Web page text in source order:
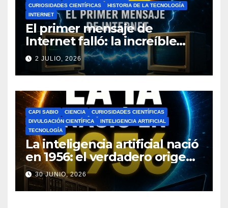
CURIOSIDADES CIENTÍFICAS
HISTORIA DE LA TECNOLOGÍA
INTERNET
El primer mensaje de
Internet falló: la increíble
historia de ARPANET que
cambió el mundo
2 JULIO, 2026
CAPI SABIO CIENCIA
CURIOSIDADES CIENTÍFICAS
DIVULGACIÓN CIENTÍFICA
INTELIGENCIA ARTIFICIAL
TECNOLOGÍA
La inteligencia artificial nació
en 1956: el verdadero origen
de la IA que cambió el
mundo
30 JUNIO, 2026